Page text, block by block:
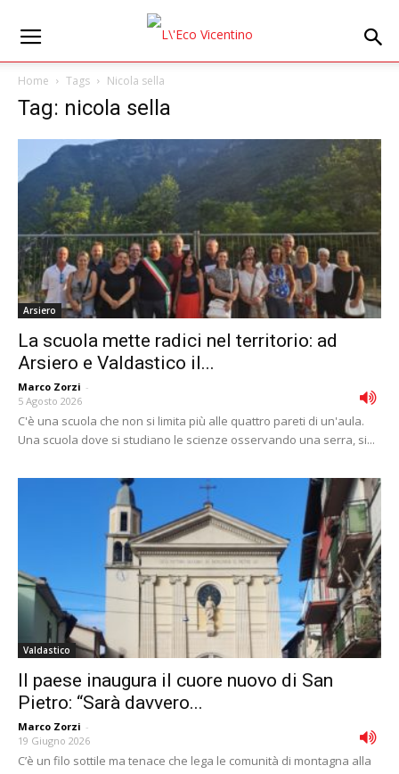
Home Tags Nicola sella
Tag: nicola sella
Arsiero
La scuola mette radici nel territorio: ad
Arsiero e Valdastico il...
Marco Zorzi -
5 Agosto 2026
C'è una scuola che non si limita più alle quattro pareti di un'aula.
Una scuola dove si studiano le scienze osservando una serra, si...
Valdastico
Il paese inaugura il cuore nuovo di San
Pietro: “Sarà davvero...
Marco Zorzi -
19 Giugno 2026
C’è un filo sottile ma tenace che lega le comunità di montagna alla